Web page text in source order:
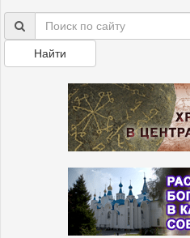
Найти